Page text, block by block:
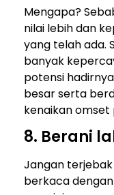
Mengapa?
nilai lebih dan
yang telah ada.
banyak
potensi
besar serta
kenaikan omset
8. Berani
Jangan terjebak
berkaca